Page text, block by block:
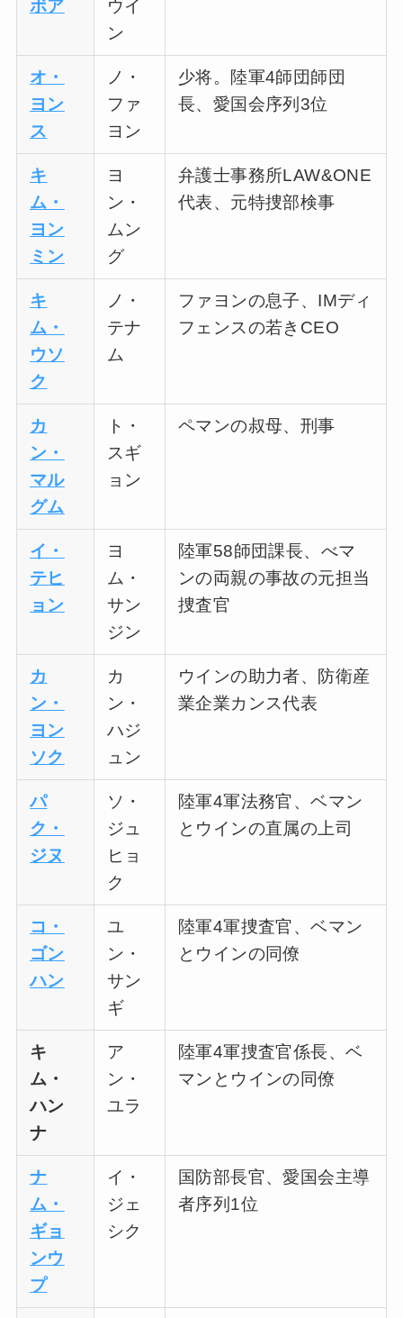
ボア
ウイ
ン
オ・
ヨン
ス
ノ・
ファ
ヨン
少将。陸軍4師団師団
長、愛国会序列3位
キ
ム・
ヨン
ミン
ヨ
ン・
ムン
グ
弁護士事務所LAW&ONE
代表、元特捜部検事
キ
ム・
ウソ
ク
ノ・
テナ
ム
ファヨンの息子、IMディ
フェンスの若きCEO
カ
ン・
マル
グム
ト・
スギ
ョン
ペマンの叔母、刑事
イ・
テヒ
ョン
ヨ
ム・
サン
ジン
陸軍58師団課長、べマ
ンの両親の事故の元担当
捜査官
カ
ン・
ヨン
ソク
カ
ン・
ハジ
ュン
ウインの助力者、防衛産
業企業カンス代表
パ
ク・
ジヌ
ソ・
ジュ
ヒョ
ク
陸軍4軍法務官、ベマン
とウインの直属の上司
コ・
ゴン
ハン
ユ
ン・
サン
ギ
陸軍4軍捜査官、ベマン
とウインの同僚
キ
ム・
ハン
ナ
ア
ン・
ユラ
陸軍4軍捜査官係長、ベ
マンとウインの同僚
ナ
ム・
ギョ
ンウ
プ
イ・
ジェ
シク
国防部長官、愛国会主導
者序列1位